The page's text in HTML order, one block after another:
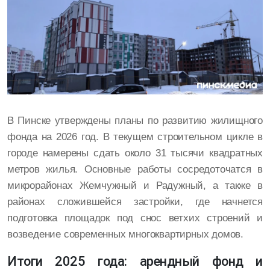
В Пинске утверждены планы по развитию жилищного
фонда на 2026 год. В текущем строительном цикле в
городе намерены сдать около 31 тысячи квадратных
метров жилья. Основные работы сосредоточатся в
микрорайонах Жемчужный и Радужный, а также в
районах сложившейся застройки, где начнется
подготовка площадок под снос ветхих строений и
возведение современных многоквартирных домов.
Итоги 2025 года: арендный фонд и